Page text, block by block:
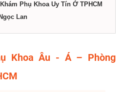
Phụ Khoa Uy Tín Ở TPHCM
Lan
Khoa Âu - Á – Phòng